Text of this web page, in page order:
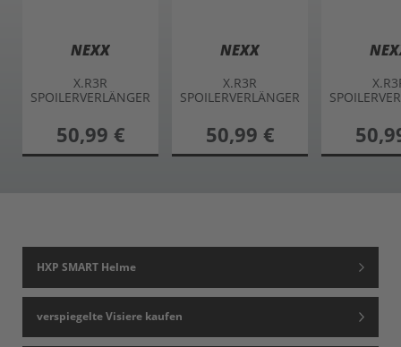
50,99 € 50,99 €
SENA Sprechanlagen
klare Visiere kaufen